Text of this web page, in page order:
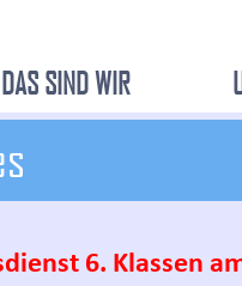
DAS SIND WIR
6. Klassen